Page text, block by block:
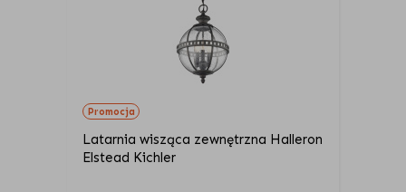
Promocja
Latarnia wisząca zewnętrzna Halleron
Elstead Kichler